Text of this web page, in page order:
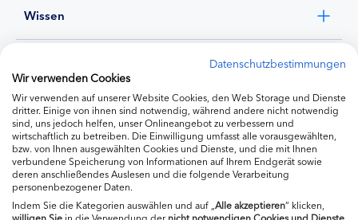
Wissen
Ernährung
Produkte
Datenschutzbestimmungen
Wir verwenden Cookies
Wir verwenden auf unserer Website Cookies, den Web Storage und Dienste
dritter. Einige von ihnen sind notwendig, während andere nicht notwendig
sind, uns jedoch helfen, unser Onlineangebot zu verbessern und
wirtschaftlich zu betreiben. Die Einwilligung umfasst alle vorausgewählten,
bzw. von Ihnen ausgewählten Cookies und Dienste, und die mit Ihnen
verbundene Speicherung von Informationen auf Ihrem Endgerät sowie
deren anschließendes Auslesen und die folgende Verarbeitung
personenbezogener Daten.
Indem Sie die Kategorien auswählen und auf „ Alle akzeptieren“ klicken,
willigenSie in die Verwendung dernicht notwendigen Cookies und Dienste